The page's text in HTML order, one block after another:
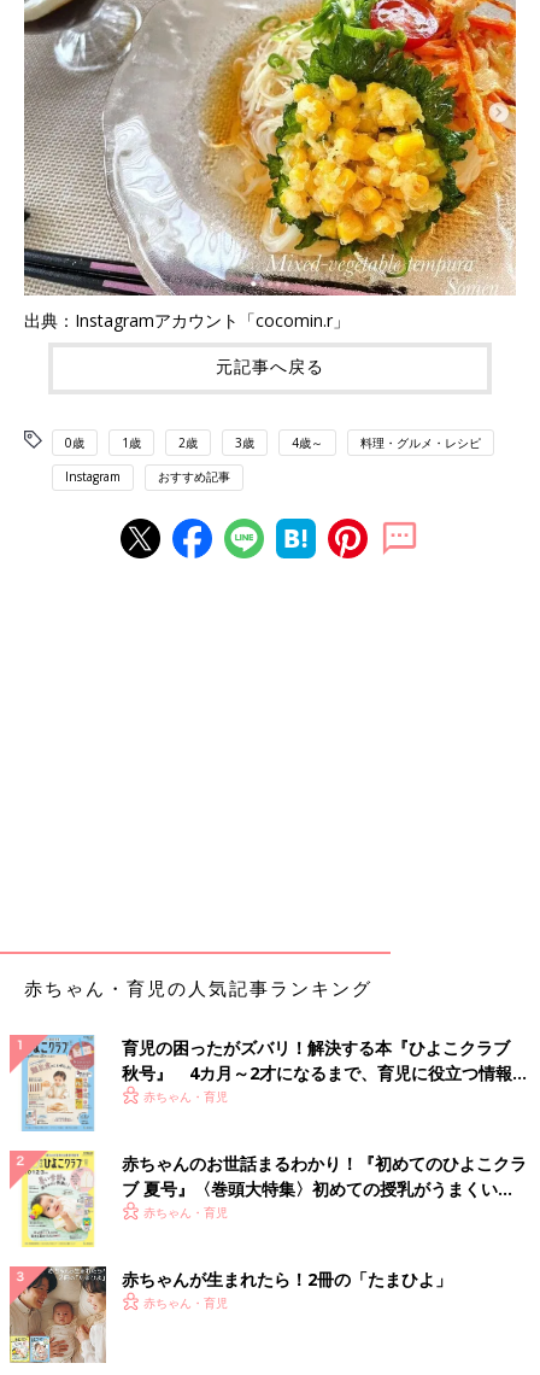
出典：Instagramアカウント「cocomin.r」
元記事へ戻る
0歳 1歳 2歳 3歳 4歳～ 料理・グルメ・レシピ
Instagram おすすめ記事
赤ちゃん・育児の人気記事ランキング
育児の困ったがズバリ！解決する本『ひよこクラブ
秋号』 4カ月～2才になるまで、育児に役立つ情報が
いっぱい！
赤ちゃん・育児
赤ちゃんのお世話まるわかり！『初めてのひよこクラ
ブ 夏号』〈巻頭大特集〉初めての授乳がうまくい
く！ おっぱい・ミルクの基本と夏のトラブル 解決テ
赤ちゃん・育児
赤ちゃんが生まれたら！2冊の「たまひよ」
赤ちゃん・育児